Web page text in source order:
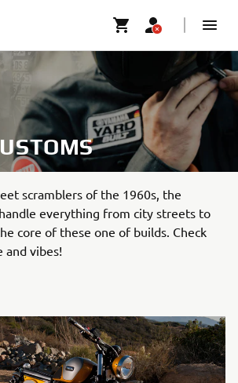
scramblers of the 1960s, the
everything from city streets to
core of these one of builds. Check
and vibes!